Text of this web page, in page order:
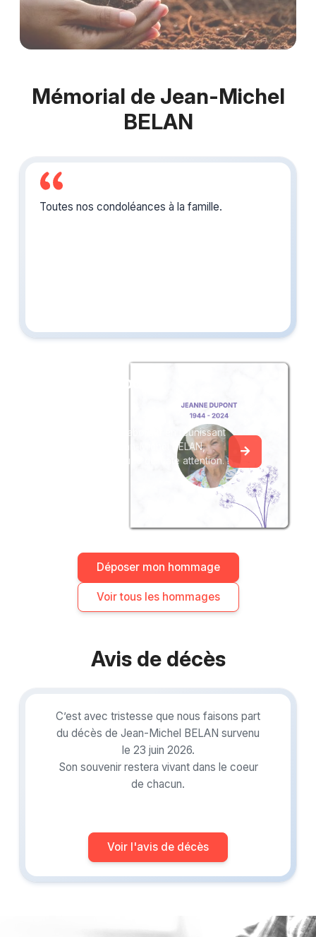
Mémorial de Jean-Michel
BELAN
Toutes nos condoléances à la famille.
Créez un album
Créez un album collaboratif en réunissant
les hommages à Jean-Michel BELAN,
pour vous ou pour une délicate attention.
Déposer mon hommage
Voir tous les hommages
Avis de décès
C’est avec tristesse que nous faisons part
du décès de Jean-Michel BELAN survenu
le 23 juin 2026.
Son souvenir restera vivant dans le coeur
de chacun.
Voir l'avis de décès